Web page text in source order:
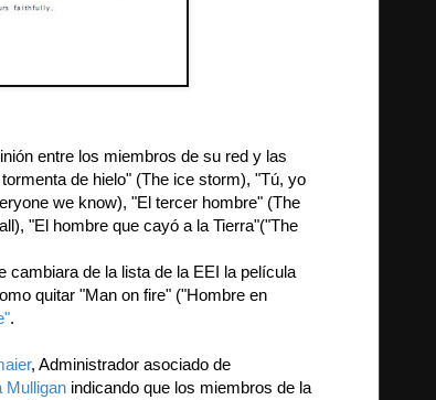
entre los miembros de su red y las
de hielo" (The ice storm), "Tú, yo
we know), "El tercer hombre" (The
"El hombre que cayó a la Tierra"("The
cambiara de la lista de la EEI la película
quitar "Man on fire" ("Hombre en
.
, Administrador asociado de
Mulligan indicando que los miembros de la